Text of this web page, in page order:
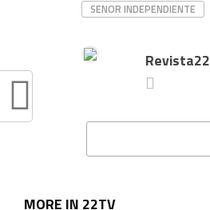
SENOR INDEPENDIENTE
Revista22
MORE IN 22TV